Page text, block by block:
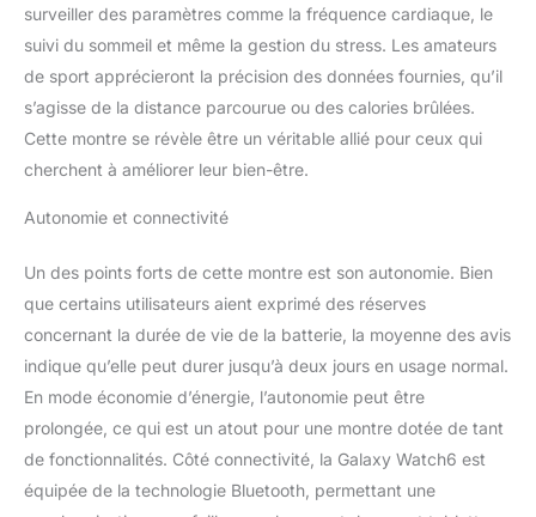
conçu¹ ²
Personnalisation des
interfaces en un clic :
Choisissez parmi un
large éventail d'options
et personnalisez le
cadran de votre montre
photos L’écosystème
expérience Galaxy et
tirez le meilleur parti de
votre montre Samsung.
Profitez d’une interaction
encore plus fluide avec
les autres produits
Galaxy pour une
productivité optimisée
surveiller des paramètres comme la fréquence cardiaque, le
suivi du sommeil et même la gestion du stress. Les amateurs
de sport apprécieront la précision des données fournies, qu’il
s’agisse de la distance parcourue ou des calories brûlées.
Cette montre se révèle être un véritable allié pour ceux qui
cherchent à améliorer leur bien-être.
Autonomie et connectivité
Un des points forts de cette montre est son autonomie. Bien
que certains utilisateurs aient exprimé des réserves
concernant la durée de vie de la batterie, la moyenne des avis
indique qu’elle peut durer jusqu’à deux jours en usage normal.
En mode économie d’énergie, l’autonomie peut être
prolongée, ce qui est un atout pour une montre dotée de tant
de fonctionnalités. Côté connectivité, la Galaxy Watch6 est
équipée de la technologie Bluetooth, permettant une